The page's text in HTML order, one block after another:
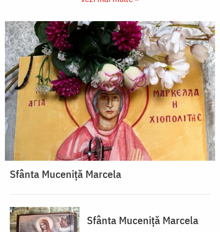
Sfânta Muceniță Marcela
Sfânta Muceniță Marcela